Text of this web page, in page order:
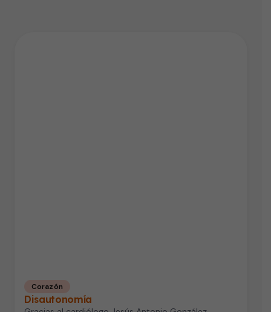
Corazón
Disautonomía